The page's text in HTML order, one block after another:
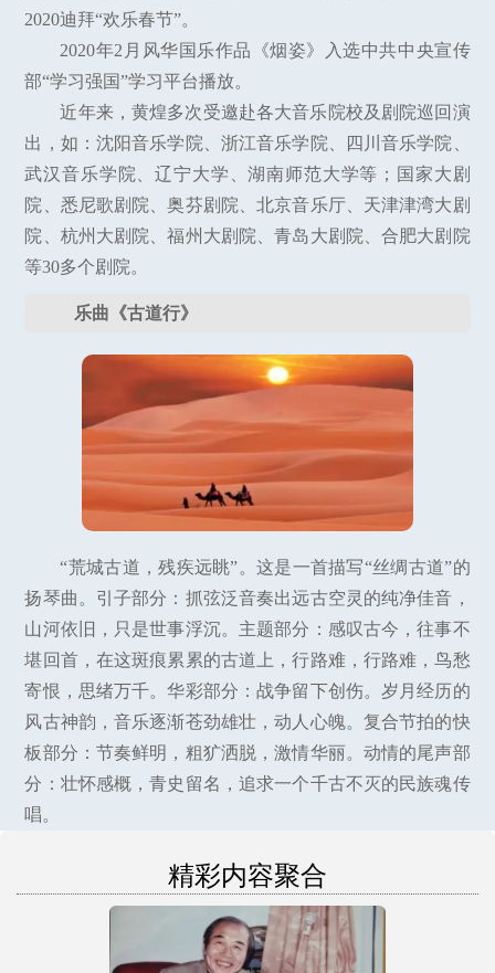
2020迪拜“欢乐春节”。
2020年2月风华国乐作品《烟姿》入选中共中央宣传
部“学习强国”学习平台播放。
近年来，黄煌多次受邀赴各大音乐院校及剧院巡回演
出，如：沈阳音乐学院、浙江音乐学院、四川音乐学院、
武汉音乐学院、辽宁大学、湖南师范大学等；国家大剧
院、悉尼歌剧院、奥芬剧院、北京音乐厅、天津津湾大剧
院、杭州大剧院、福州大剧院、青岛大剧院、合肥大剧院
等30多个剧院。
乐曲《古道行》
“荒城古道，残疾远眺”。这是一首描写“丝绸古道”的
扬琴曲。引子部分：抓弦泛音奏出远古空灵的纯净佳音，
山河依旧，只是世事浮沉。主题部分：感叹古今，往事不
堪回首，在这斑痕累累的古道上，行路难，行路难，鸟愁
寄恨，思绪万千。华彩部分：战争留下创伤。岁月经历的
风古神韵，音乐逐渐苍劲雄壮，动人心魄。复合节拍的快
板部分：节奏鲜明，粗犷洒脱，激情华丽。动情的尾声部
分：壮怀感概，青史留名，追求一个千古不灭的民族魂传
唱。
精彩内容聚合